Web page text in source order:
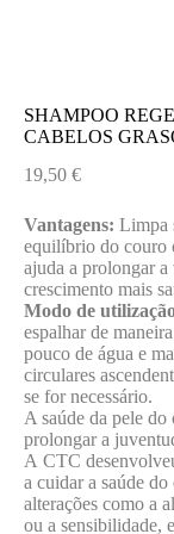
SHAMPOO
CABELOS
19,50 €
Vantagens: Limpa
equilíbrio do couro
ajuda a prolongar a
crescimento mais
Modo de
espalhar de
pouco de água e
circulares
se for necessário.
A saúde da pele do
prolongar a
A CTC
a cuidar a saúde
alterações como a
ou a sensibilidade,